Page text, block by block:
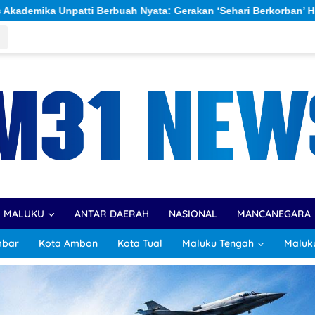
Berkorban’ Himpun Rp309,6 Juta untuk Percepatan
MALUKU ANTAR DAERAH NASIONAL MANCANEGARA
Kota Ambon Kota Tual Maluku Tengah